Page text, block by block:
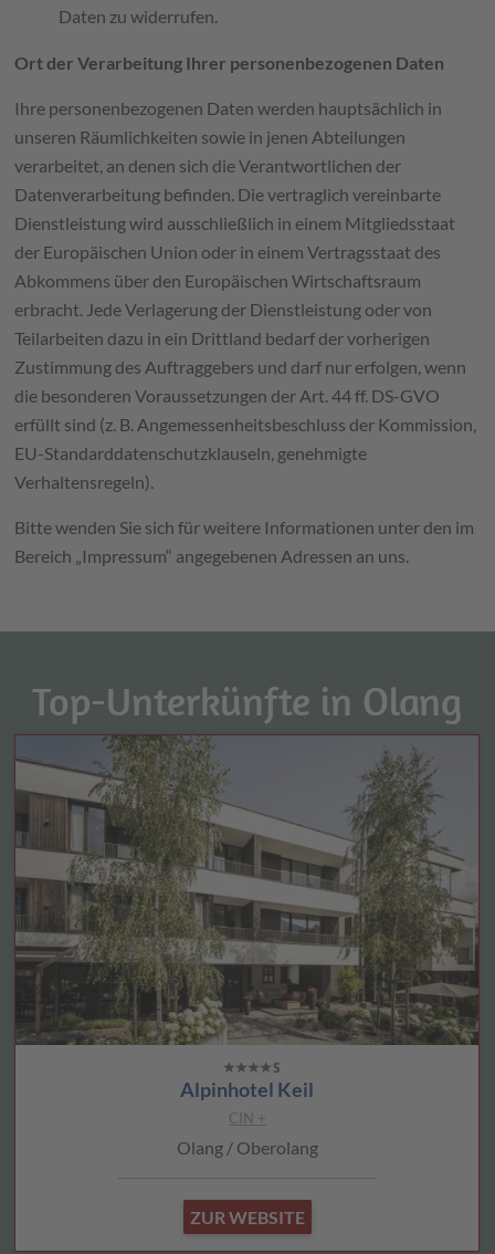
Daten zu widerrufen.
Ort der Verarbeitung Ihrer personenbezogenen Daten
Ihre personenbezogenen Daten werden hauptsächlich in
unseren Räumlichkeiten sowie in jenen Abteilungen
verarbeitet, an denen sich die Verantwortlichen der
Datenverarbeitung befinden. Die vertraglich vereinbarte
Dienstleistung wird ausschließlich in einem Mitgliedsstaat
der Europäischen Union oder in einem Vertragsstaat des
Abkommens über den Europäischen Wirtschaftsraum
erbracht. Jede Verlagerung der Dienstleistung oder von
Teilarbeiten dazu in ein Drittland bedarf der vorherigen
Zustimmung des Auftraggebers und darf nur erfolgen, wenn
die besonderen Voraussetzungen der Art. 44 ff. DS-GVO
erfüllt sind (z. B. Angemessenheitsbeschluss der Kommission,
EU-Standarddatenschutzklauseln, genehmigte
Verhaltensregeln).
Bitte wenden Sie sich für weitere Informationen unter den im
Bereich „Impressum“ angegebenen Adressen an uns.
Top-Unterkünfte in Olang
Alpinhotel Keil
CIN +
Olang / Oberolang
ZUR WEBSITE